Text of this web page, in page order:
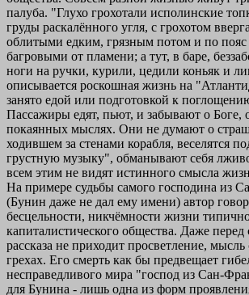
палуба. "Глухо грохотали исполинские
груды раскалённого угля, с грохотом
облитыми едким, грязным потом и по
багровыми от пламени; а тут, в баре,
ноги на ручки, курили, цедили коньяк и
описывается роскошная жизнь на
занято едой или подготовкой к
Пассажиры едят, пьют, и забывают о Боге,
покаянных мыслях. Они не думают о
ходившем за стенами корабля, веселятся
грустную музыку", обманывают себя
всем этим не видят истинного смысла
На примере судьбы самого господина из
(Бунин даже не дал ему имени) автор
бесцельности, никчёмности жизни
капиталистического общества. Даже
рассказа не приходит просветление,
грехах. Его смерть как бы предвещает
несправедливого мира "господ из Сан-
для Бунина - лишь одна из форм